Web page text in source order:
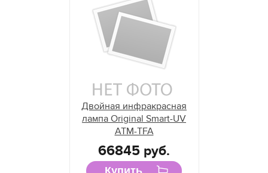
Двойная инфракрасная
лампа Original Smart-UV
ATM-TFA
66845 руб.
Купить